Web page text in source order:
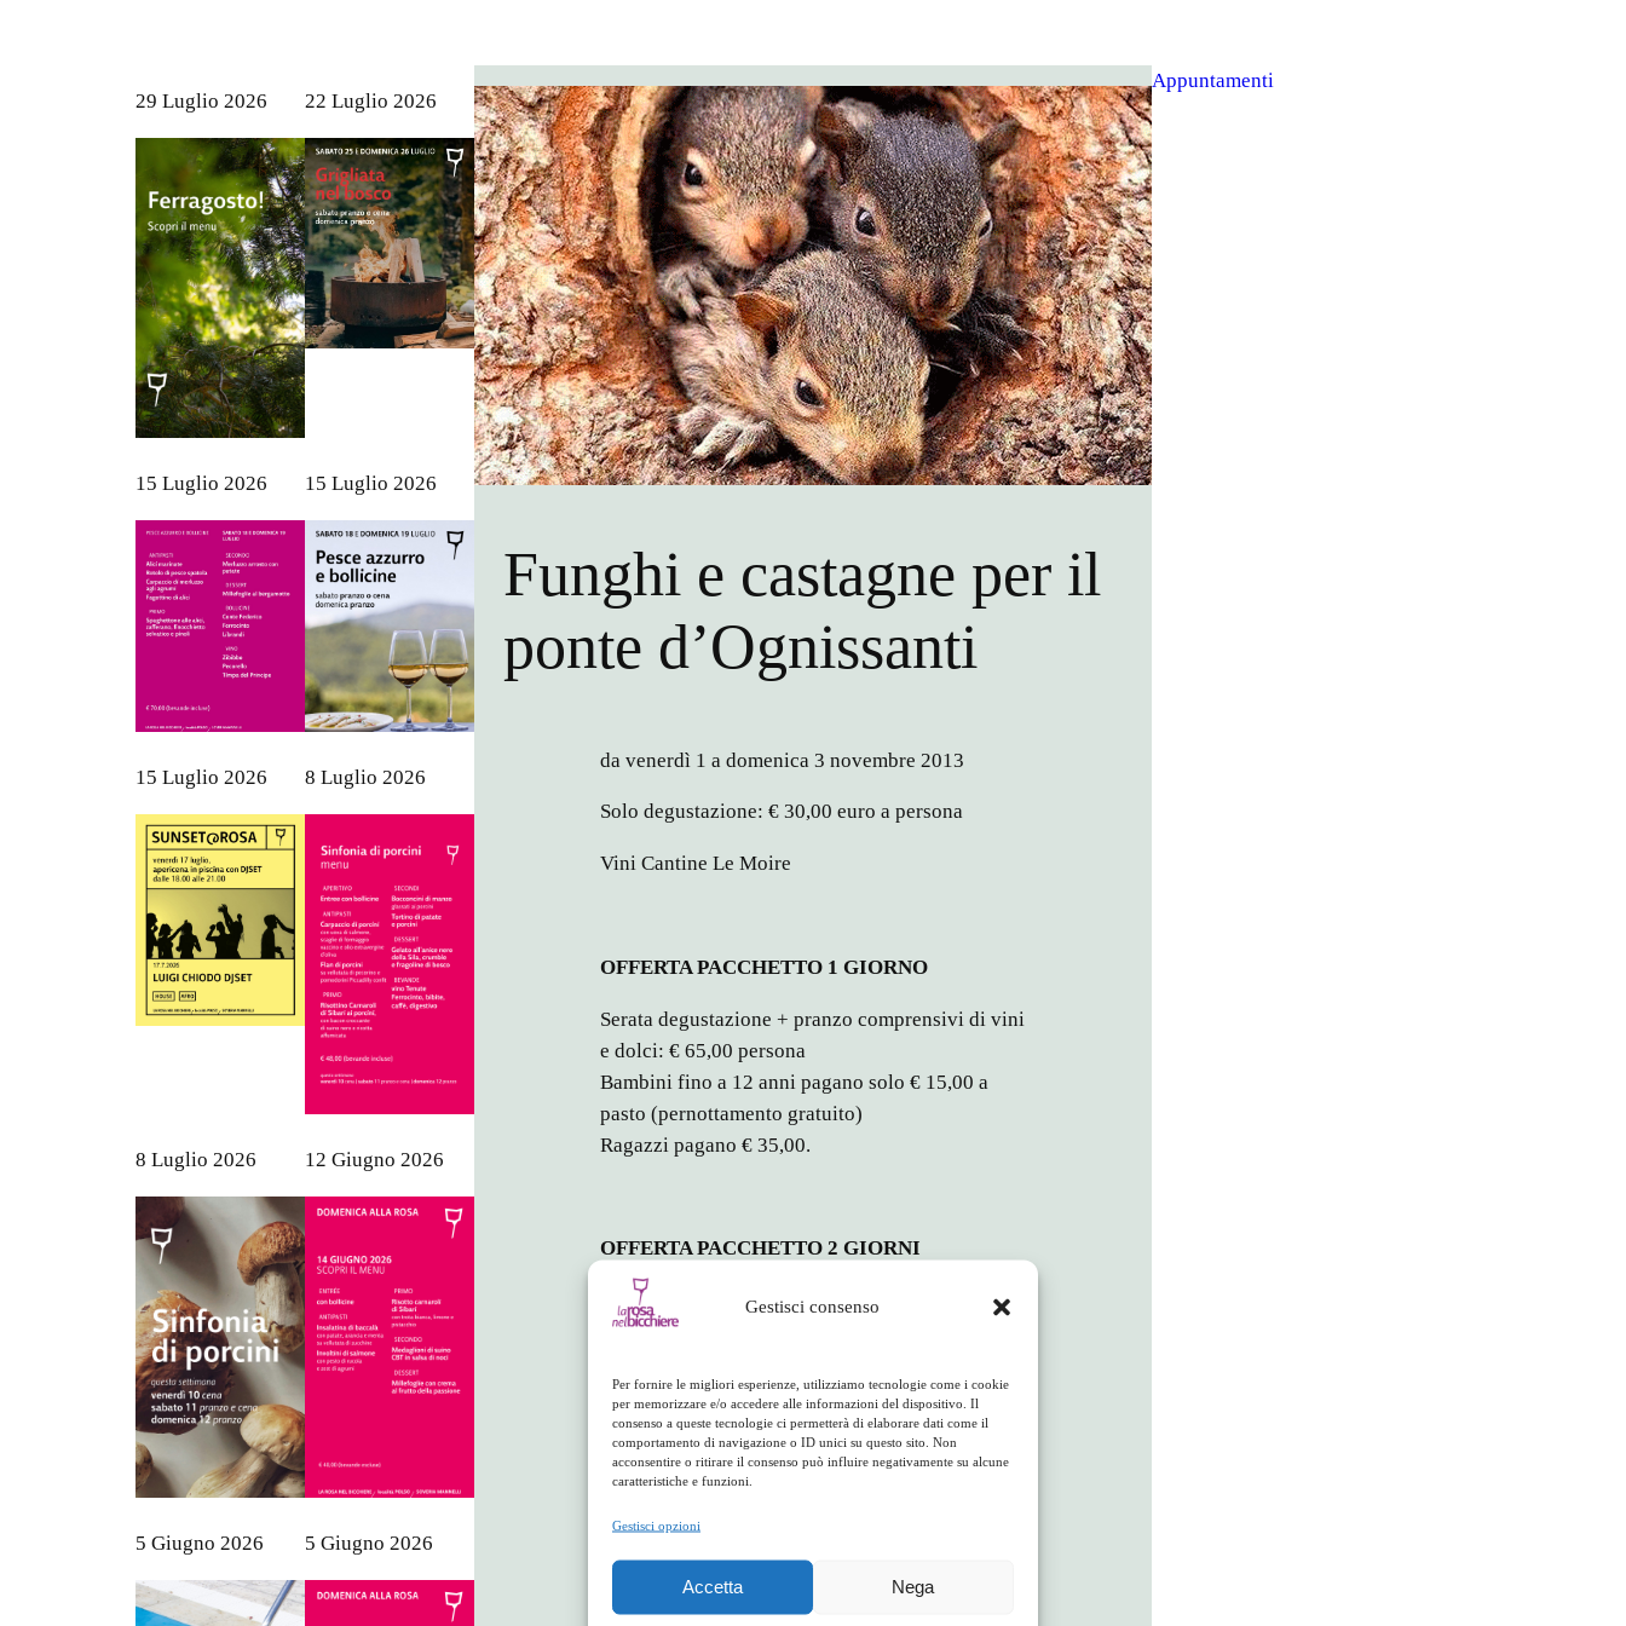
Gestisci consenso
Per fornire le migliori esperienze, utilizziamo tecnologie come i cookie
per memorizzare e/o accedere alle informazioni del dispositivo. Il
consenso a queste tecnologie ci permetterà di elaborare dati come il
comportamento di navigazione o ID unici su questo sito. Non
acconsentire o ritirare il consenso può influire negativamente su alcune
caratteristiche e funzioni.
Gestisci opzioni
Accetta Nega
29 Luglio 2026 22 Luglio 2026
15 Luglio 2026 15 Luglio 2026
15 Luglio 2026 8 Luglio 2026
8 Luglio 2026 12 Giugno 2026
5 Giugno 2026 5 Giugno 2026
Funghi e castagne per il
ponte d’Ognissanti
da venerdì 1 a domenica 3 novembre 2013
Solo degustazione: € 30,00 euro a persona
Vini Cantine Le Moire
OFFERTA PACCHETTO 1 GIORNO
Serata degustazione + pranzo comprensivi di vini
e dolci: € 65,00 persona
Bambini fino a 12 anni pagano solo € 15,00 a
pasto (pernottamento gratuito)
Ragazzi pagano € 35,00.
OFFERTA PACCHETTO 2 GIORNI
2 Serate degustazione + 2 pranzi comprensivi di
vini e dolci: € 120 a persona
pasto (pernottamento gratuito)
Ragazzi pagano € 70,00
inAppuntamenti
Appuntamenti